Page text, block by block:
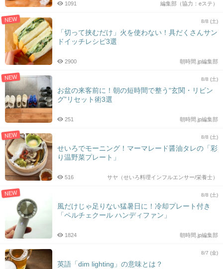
編集部（協力：eステ）
1091
NEW 8/8 (土)
「切って挟むだけ」火を使わない！具だくさんサン
ドイッチレシピ3選
朝時間.jp編集部
2900
NEW 8/8 (土)
お盆の来客前に！朝の短時間で整う“玄関・リビン
グ”リセット術3選
朝時間.jp編集部
251
NEW 8/8 (土)
せいろでモーニング！マーマレード醤油タレの「彩
り温野菜プレート」
サヤ（せいろ料理インフルエンサー/栄養士）
516
NEW 8/8 (土)
風だけじゃ足りない猛暑日に！冷却プレート付き
「ペルチェクール ハンディファン」
朝時間.jp編集部
1824
8/7 (金)
英語「dim lighting」の意味とは？